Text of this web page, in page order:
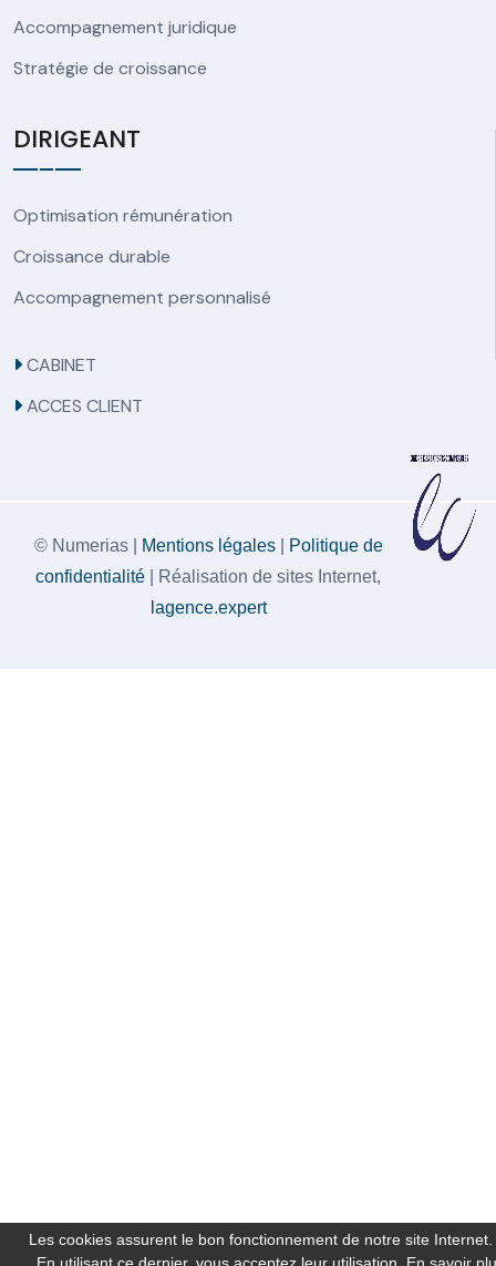
Accompagnement juridique
Stratégie de croissance
DIRIGEANT
Optimisation rémunération
Croissance durable
Accompagnement personnalisé
CABINET
ACCES CLIENT
© Numerias | Mentions légales|
Politique de
confidentialité | Réalisation de sites Internet,
lagence.expert
Les cookies assurent le bon fonctionnement de notre site Internet.